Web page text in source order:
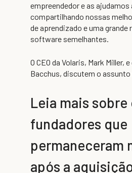
empreendedor e as ajudamos
compartilhando nossas
de aprendizado e uma grande
software semelhantes.
O CEO da Volaris, Mark Miller,
Bacchus, discutem o assunto
Leia mais sobre
fundadores que
permaneceram
após a